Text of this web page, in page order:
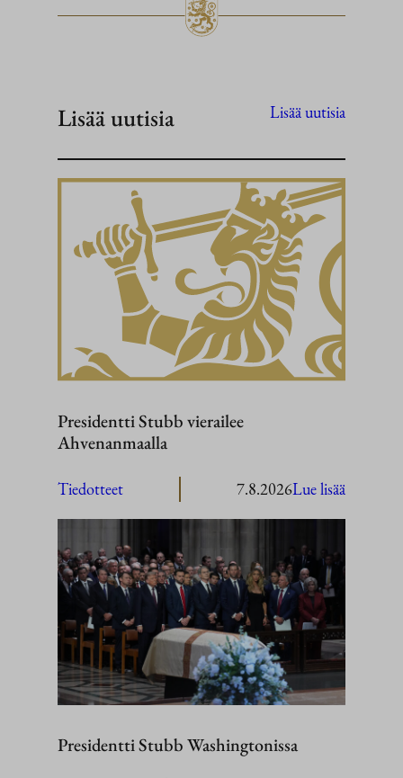
Lisää uutisia Lisää uutisia
Presidentti Stubb vierailee
Ahvenanmaalla
Tiedotteet 7.8.2026Lue lisää
vierailee
Presidentti Stubb Washingtonissa